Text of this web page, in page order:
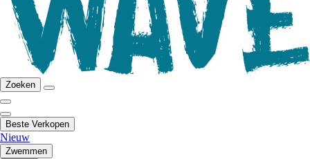
Zoeken
Beste Verkopen
Nieuw
Zwemmen